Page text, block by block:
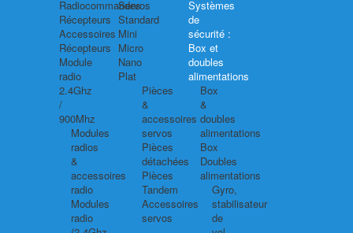
Radiocommandes
Récepteurs
Accessoires
Récepteurs
Module
radio
2.4Ghz
/
900Mhz
Modules
radios
&
accessoires
radio
Modules
radio
Servos
Standard
Mini
Micro
Nano
Plat
Pièces
&
accessoires
servos
Pièces
détachées
Pièces
Tandem
Accessoires
servos
Systèmes
de
sécurité :
Box et
doubles
alimentations
Box
&
doubles
alimentations
Box
Doubles
alimentations
Gyro,
stabilisateur
de